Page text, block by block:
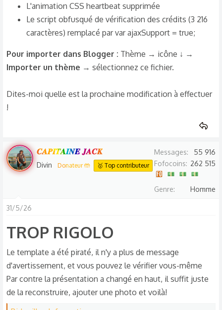
L'animation CSS heartbeat supprimée
Le script obfusqué de vérification des crédits (3 216
caractères) remplacé par var ajaxSupport = true;
Pour importer dans Blogger : Thème → icône ↓ →
Importer un thème → sélectionnez ce fichier.
Dites-moi quelle est la prochaine modification à effectuer
!
𝑪𝑨𝑷𝑰𝑻𝑨𝑰𝑵𝑬 𝑱𝑨𝑪𝑲
Divin Donateur 🤲 🥇 Top contributeur
Messages
55 916
Fofocoins
262 515
Genre Homme
31/5/26
TROP RIGOLO​
Le template a été piraté, il n'y a plus de message
d'avertissement, et vous pouvez le vérifier vous-même
Par contre la présentation a changé en haut, il suffit juste
de la reconstruire, ajouter une photo et voilà!